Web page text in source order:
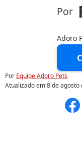
Por
Adoro
Por Equipe Adoro Pets
Atualizado em8 de agosto